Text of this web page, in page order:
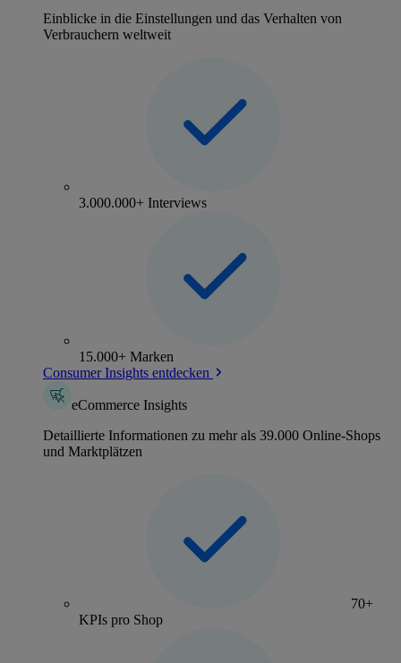
Einblicke in die Einstellungen und das Verhalten von
Verbrauchern weltweit
3.000.000+ Interviews
15.000+ Marken
Consumer Insights entdecken
eCommerce Insights
Detaillierte Informationen zu mehr als 39.000 Online-Shops
und Marktplätzen
70+
KPIs pro Shop